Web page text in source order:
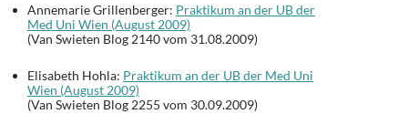
Annemarie Grillenberger: Praktikum an der UB der
Med Uni Wien (August 2009)
(Van Swieten Blog 2140 vom 31.08.2009)
Elisabeth Hohla: Praktikum an der UB der Med Uni
Wien (August 2009)
(Van Swieten Blog 2255 vom 30.09.2009)